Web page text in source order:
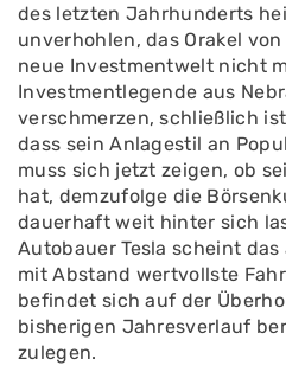
des letzten Jahrhunderts
unverhohlen, das Orakel
neue Investmentwelt nicht
Investmentlegende aus
verschmerzen, schließlich
dass sein Anlagestil an
muss sich jetzt zeigen, ob
hat, demzufolge die
dauerhaft weit hinter sich
Autobauer Tesla scheint
mit Abstand wertvollste
befindet sich auf der
bisherigen Jahresverlauf
zulegen.